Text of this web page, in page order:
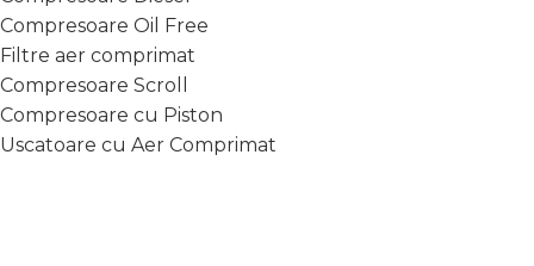
Compresoare Oil Free
Filtre aer comprimat
Compresoare Scroll
Compresoare cu Piston
Uscatoare cu Aer Comprimat